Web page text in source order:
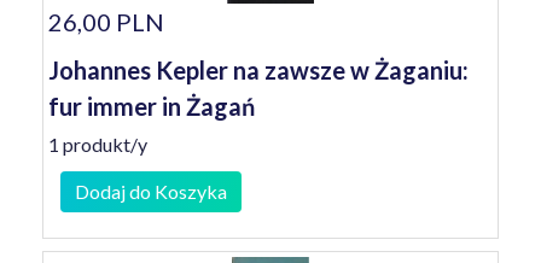
26,00 PLN
Johannes Kepler na zawsze w Żaganiu:
fur immer in Żagań
1 produkt/y
Dodaj do Koszyka